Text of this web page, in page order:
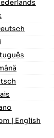
| English